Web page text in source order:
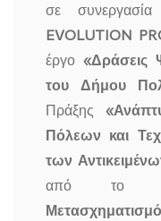
σε
EVOLUTION
έργο «Δράσεις
του Δήμου
Πράξης
Πόλεων και
των
από το